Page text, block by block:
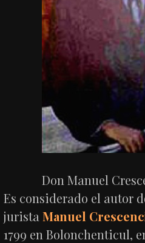
Don Manuel
Es considerado el autor
juristaManuel
1799 en Bolonchenticul,